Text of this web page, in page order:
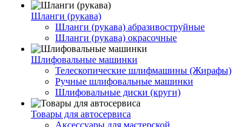
Шланги (рукава)
Шланги (рукава) абразивоструйные
Шланги (рукава) окрасочные
Шлифовальные машинки
Телескопические шлифмашины (Жирафы)
Ручные шлифовальные машинки
Шлифовальные диски (круги)
Товары для автосервиса
Аксессуары для мастерской